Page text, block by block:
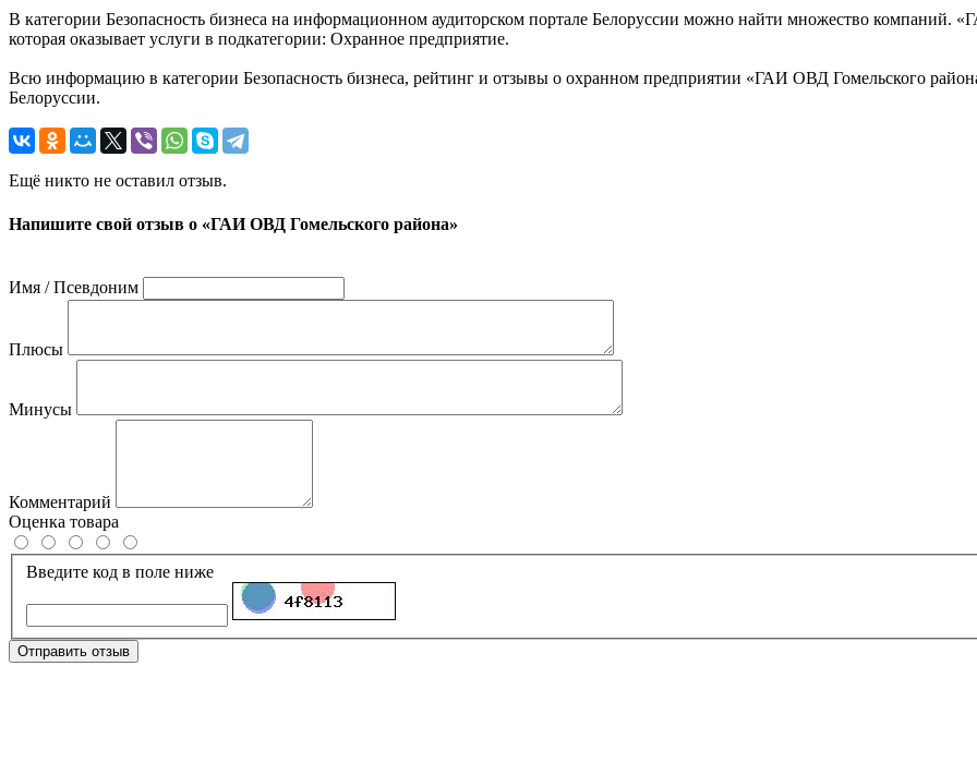
В категории Безопасность бизнеса на информационном аудиторском портале Белоруссии можно найти множество компаний.
которая оказывает услуги в подкатегории: Охранное предприятие.
Всю информацию в категории Безопасность бизнеса, рейтинг и отзывы о охранном предприятии «ГАИ ОВД Гомельского
Белоруссии.
Ещё никто не оставил отзыв.
Напишите свой отзыв о «ГАИ ОВД Гомельского района»
Имя / Псевдоним
Плюсы
Минусы
Комментарий
Оценка товара
Введите код в поле ниже
Отправить отзыв